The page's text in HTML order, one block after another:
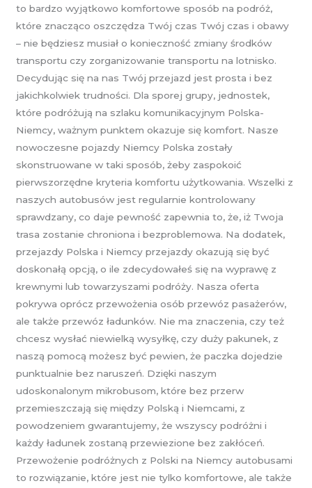
to bardzo wyjątkowo komfortowe sposób na podróż,
które znacząco oszczędza Twój czas Twój czas i obawy
– nie będziesz musiał o konieczność zmiany środków
transportu czy zorganizowanie transportu na lotnisko.
Decydując się na nas Twój przejazd jest prosta i bez
jakichkolwiek trudności. Dla sporej grupy, jednostek,
które podróżują na szlaku komunikacyjnym Polska-
Niemcy, ważnym punktem okazuje się komfort. Nasze
nowoczesne pojazdy Niemcy Polska zostały
skonstruowane w taki sposób, żeby zaspokoić
pierwszorzędne kryteria komfortu użytkowania. Wszelki z
naszych autobusów jest regularnie kontrolowany
sprawdzany, co daje pewność zapewnia to, że, iż Twoja
trasa zostanie chroniona i bezproblemowa. Na dodatek,
przejazdy Polska i Niemcy przejazdy okazują się być
doskonałą opcją, o ile zdecydowałeś się na wyprawę z
krewnymi lub towarzyszami podróży. Nasza oferta
pokrywa oprócz przewożenia osób przewóz pasażerów,
ale także przewóz ładunków. Nie ma znaczenia, czy też
chcesz wysłać niewielką wysyłkę, czy duży pakunek, z
naszą pomocą możesz być pewien, że paczka dojedzie
punktualnie bez naruszeń. Dzięki naszym
udoskonalonym mikrobusom, które bez przerw
przemieszczają się między Polską i Niemcami, z
powodzeniem gwarantujemy, że wszyscy podróżni i
każdy ładunek zostaną przewiezione bez zakłóceń.
Przewożenie podróżnych z Polski na Niemcy autobusami
to rozwiązanie, które jest nie tylko komfortowe, ale także